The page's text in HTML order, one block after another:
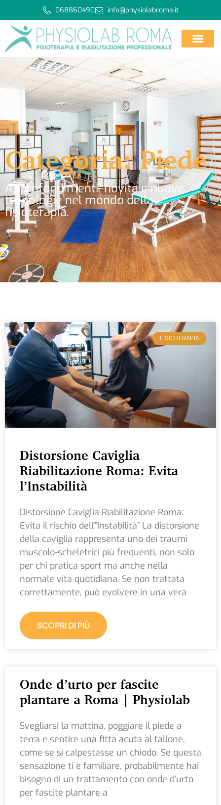
068860490 info@physiolabroma.it
Categoria: Piede
Approfondimenti, novità e nuove
tecnologie nel mondo della
fisioterapia.
FISIOTERAPIA
Distorsione Caviglia
Riabilitazione Roma: Evita
l’Instabilità
Distorsione Caviglia Riabilitazione Roma:
Evita il rischio dell’”Instabilità” La distorsione
della caviglia rappresenta uno dei traumi
muscolo-scheletrici più frequenti, non solo
per chi pratica sport ma anche nella
normale vita quotidiana. Se non trattata
correttamente, può evolvere in una vera
SCOPRI DI PIÙ
Onde d’urto per fascite
plantare a Roma | Physiolab
Svegliarsi la mattina, poggiare il piede a
terra e sentire una fitta acuta al tallone,
come se si calpestasse un chiodo. Se questa
sensazione ti è familiare, probabilmente hai
bisogno di un trattamento con onde d’urto
per fascite plantare a